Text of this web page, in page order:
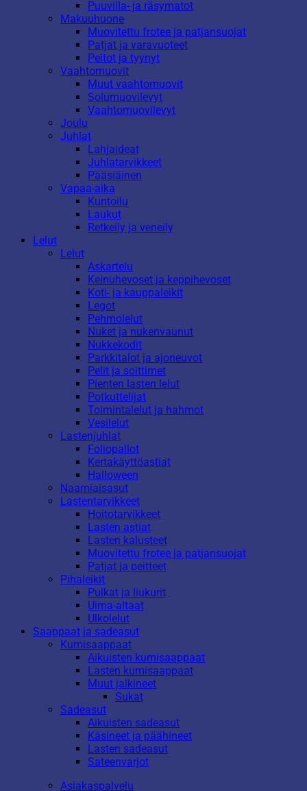
Puuvilla- ja räsymatot
Makuuhuone
Muovitettu frotee ja patjansuojat
Patjat ja varavuoteet
Peitot ja tyynyt
Vaahtomuovit
Muut vaahtomuovit
Solumuovilevyt
Vaahtomuovilevyt
Joulu
Juhlat
Lahjaideat
Juhlatarvikkeet
Pääsiäinen
Vapaa-aika
Kuntoilu
Laukut
Retkeily ja veneily
Lelut
Lelut
Askartelu
Keinuhevoset ja keppihevoset
Koti- ja kauppaleikit
Legot
Pehmolelut
Nuket ja nukenvaunut
Nukkekodit
Parkkitalot ja ajoneuvot
Pelit ja soittimet
Pienten lasten lelut
Potkuttelijat
Toimintalelut ja hahmot
Vesilelut
Lastenjuhlat
Foliopallot
Kertakäyttöastiat
Halloween
Naamiaisasut
Lastentarvikkeet
Hoitotarvikkeet
Lasten astiat
Lasten kalusteet
Muovitettu frotee ja patjansuojat
Patjat ja peitteet
Pihaleikit
Pulkat ja liukurit
Uima-altaat
Ulkolelut
Saappaat ja sadeasut
Kumisaappaat
Aikuisten kumisaappaat
Lasten kumisaappaat
Muut jalkineet
Sukat
Sadeasut
Aikuisten sadeasut
Käsineet ja päähineet
Lasten sadeasut
Sateenvarjot
Asiakaspalvelu